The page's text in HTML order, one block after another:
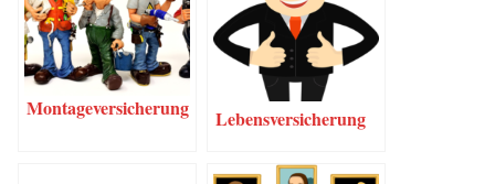
Mon­ta­ge­ver­si­che­rung Lebens­ver­si­che­rung